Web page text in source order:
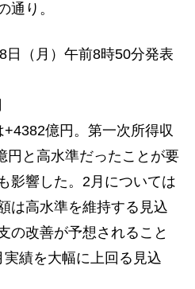
通り。
（月）午前8時50分発表
億円。第一次所得収
円と高水準だったことが要
影響した。2月については
は高水準を維持する見込
の改善が予想されること
績を大幅に上回る見込